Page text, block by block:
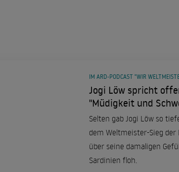
Jogi Löw spricht
"Müdigkeit und
Selten gab Jogi Löw so
dem Weltmeister-Sieg der
über seine damaligen
Sardinien floh.
IM ARD-PODCAST "WIR